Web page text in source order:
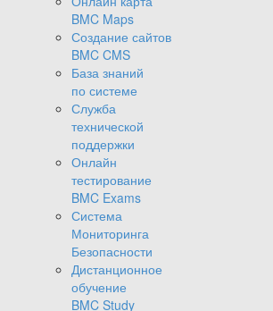
BMC Maps
Создание сайтов
BMC CMS
База знаний
по системе
Служба
технической
поддержки
Онлайн
тестирование
BMC Exams
Система
Мониторинга
Безопасности
Дистанционное
обучение
BMC Study